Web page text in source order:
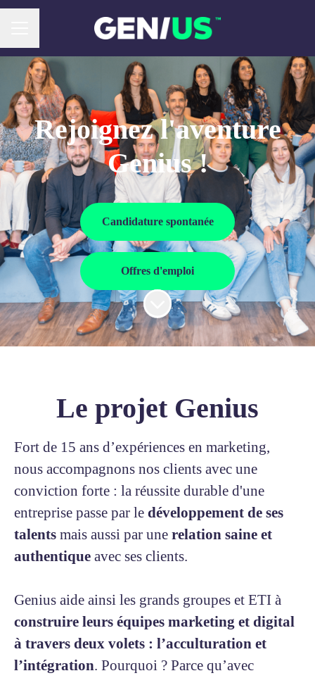
Rejoignez l'aventure
Genius !
Candidature spontanée
Offres d'emploi
Faire défiler jusqu'au contenu
Le projet Genius
Fort de 15 ans d’expériences en marketing,
nous accompagnons nos clients avec une
conviction forte : la réussite durable d'une
entreprise passe par le développement de ses
talents mais aussi par une relation saine et
authentique avec ses clients.
Genius aide ainsi les grands groupes et ETI à
construire leurs équipes marketing et digital
à travers deux volets : l’acculturation et
l’intégration. Pourquoi ? Parce qu’avec